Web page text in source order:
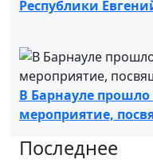
Республики
В Барнауле
мероприятие,
Последнее